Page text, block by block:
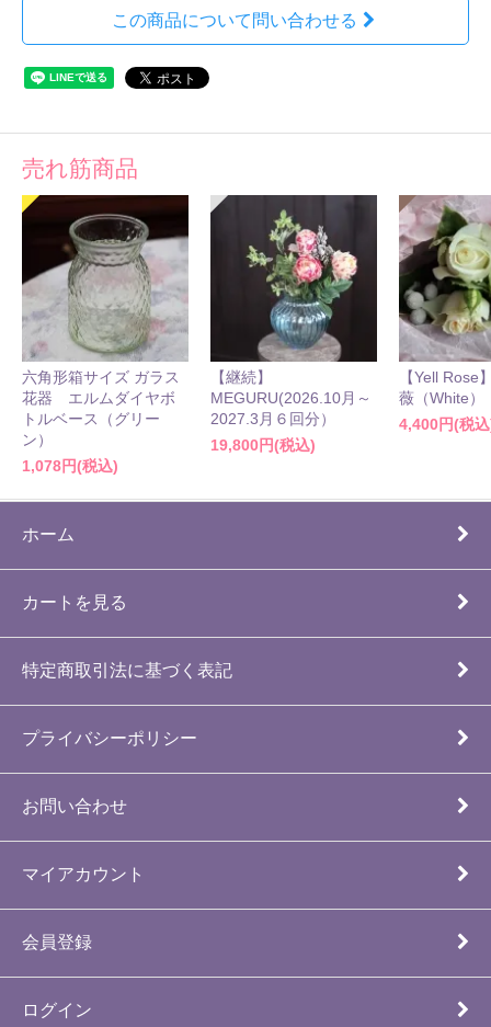
この商品について問い合わせる
売れ筋商品
六角形箱サイズ ガラス
花器 エルムダイヤボ
トルベース（グリー
ン）
1,078円(税込)
【継続】
MEGURU(2026.10月～
2027.3月６回分）
19,800円(税込)
【Yell Rose
薇（White）
4,400円(税
ホーム
カートを見る
特定商取引法に基づく表記
プライバシーポリシー
お問い合わせ
マイアカウント
会員登録
ログイン